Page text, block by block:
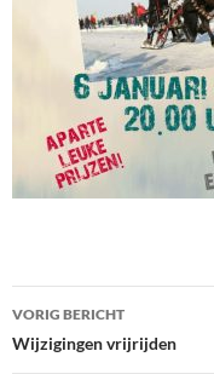
Bericht
navigatie
VORIG BERICHT
Wijzigingen vrijrijden